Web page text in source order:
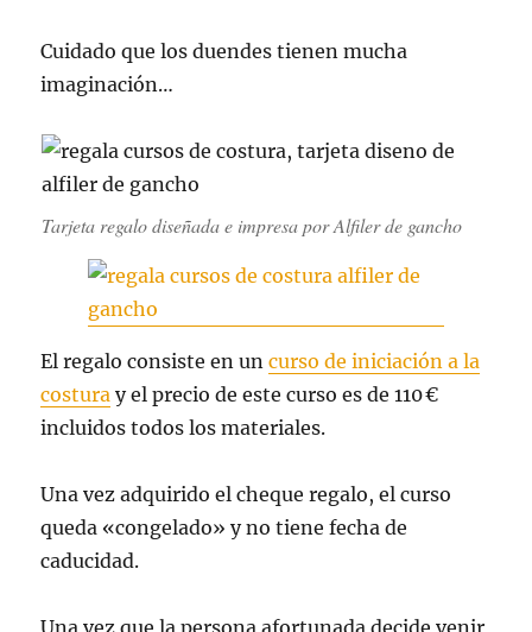
Cuidado que los duendes tienen mucha
imaginación…
Tarjeta regalo diseñada e impresa por Alfiler de gancho
El regalo consiste en uncurso de iniciación a la
costura y el precio de este curso es de 110 €
incluidos todos los materiales.
Una vez adquirido el cheque regalo, el curso
queda «congelado» y no tiene fecha de
caducidad.